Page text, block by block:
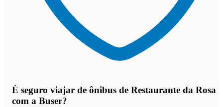
É seguro viajar de ônibus de Restaurante da Rosa
com a Buser?